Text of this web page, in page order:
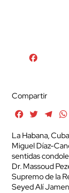
Compartir
FacebookTwitter
La Habana,
Miguel Díaz-
sentidas
Dr. Massoud
Supremo de la
Seyed Alí